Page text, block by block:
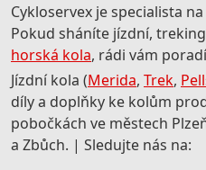
Cykloservex je specialista
Pokud sháníte jízdní,
horská kola, rádi vám
Jízdní kola (Merida, Trek,
díly a doplňky ke kolům
pobočkách ve městech
a Zbůch. | Sledujte nás na: